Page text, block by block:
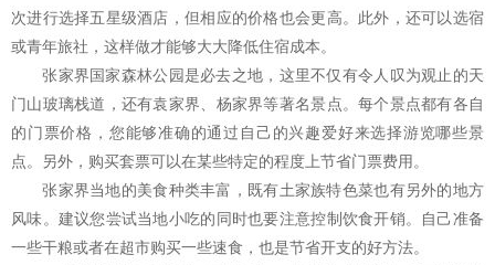
次进行选择五星级酒店，但相应的价格也会更高。此外，还可以选宿
或青年旅社，这样做才能够大大降低住宿成本。
张家界国家森林公园是必去之地，这里不仅有令人叹为观止的天
门山玻璃栈道，还有袁家界、杨家界等著名景点。每个景点都有各自
的门票价格，您能够准确的通过自己的兴趣爱好来选择游览哪些景
点。另外，购买套票可以在某些特定的程度上节省门票费用。
张家界当地的美食种类丰富，既有土家族特色菜也有另外的地方
风味。建议您尝试当地小吃的同时也要注意控制饮食开销。自己准备
一些干粮或者在超市购买一些速食，也是节省开支的好方法。